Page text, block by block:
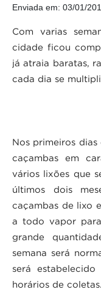
Enviada em: 03/01/
Com varias
cidade ficou
já atraia baratas,
cada dia se
Nos primeiros
caçambas em
vários lixões que
últimos dois
caçambas de lixo
a todo vapor
grande
semana será
será
horários de coletas.